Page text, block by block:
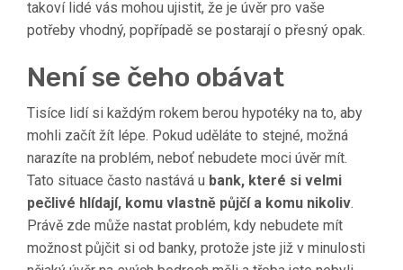
takoví lidé vás mohou ujistit, že je úvěr pro vaše
potřeby vhodný, popřípadě se postarají o přesný opak.
Není se čeho obávat
Tisíce lidí si každým rokem berou hypotéky na to, aby
mohli začít žít lépe. Pokud uděláte to stejné, možná
narazíte na problém, neboť nebudete moci úvěr mít.
Tato situace často nastává u bank, které si velmi
pečlivé hlídají, komu vlastně půjčí a komu nikoliv.
Právě zde může nastat problém, kdy nebudete mít
možnost půjčit si od banky, protože jste již v minulosti